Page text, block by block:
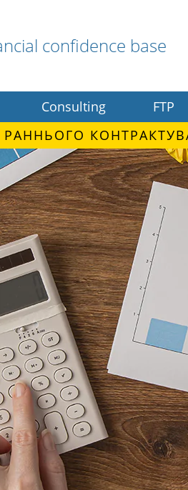
confidence base
Consulting FTP